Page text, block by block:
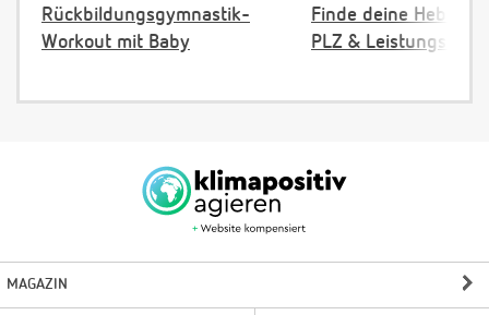
Rückbildungsgymnastik-
Workout mit Baby
Finde deine
PLZ &
MAGAZIN